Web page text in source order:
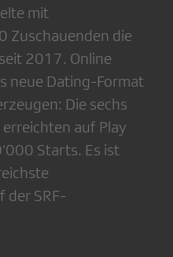
mit
Zuschauenden die
2017. Online
neue Dating-Format
Die sechs
auf Play
Starts. Es ist
der SRF-